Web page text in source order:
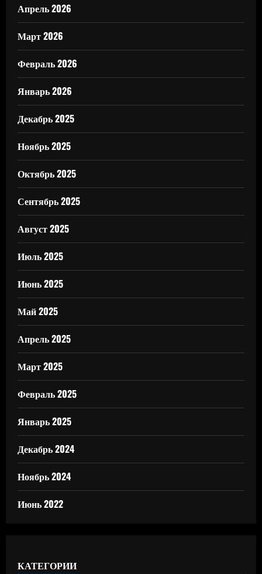
Апрель 2026
Март 2026
Февраль 2026
Январь 2026
Декабрь 2025
Ноябрь 2025
Октябрь 2025
Сентябрь 2025
Август 2025
Июль 2025
Июнь 2025
Май 2025
Апрель 2025
Март 2025
Февраль 2025
Январь 2025
Декабрь 2024
Ноябрь 2024
Июнь 2022
КАТЕГОРИИ